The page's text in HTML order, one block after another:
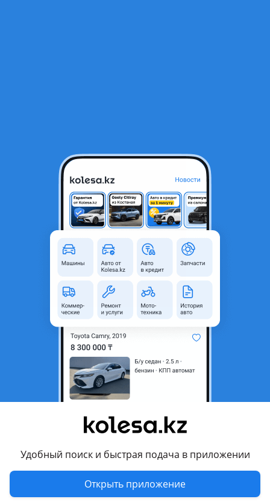
Удобный поиск и быстрая подача в приложении
Открыть приложение
Daewoo Nexia 2013 года
Объявление находится в архиве и может быть
Шелек, Алматинская область
Поколение
2008 - 2016 1 поколение [2-й
Седан
Объем двигателя, л
Пробег
Механика
Руль
Слева
Цвет
Растаможен в Казахстане
Да